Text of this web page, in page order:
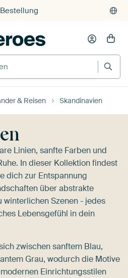
& Reisen Skandinavien
Linien, sanfte Farben und
In dieser Kollektion findest
dich zur Entspannung
über abstrakte
winterlichen Szenen - jedes
Lebensgefühl in dein
zwischen sanftem Blau,
Grau, wodurch die Motive
Einrichtungsstilen